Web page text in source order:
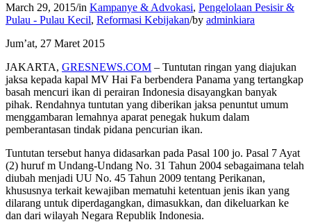
March 29, 2015/in Kampanye & Advokasi, Pengelolaan Pesisir &
Pulau - Pulau Kecil, Reformasi Kebijakan/by adminkiara
Jum’at, 27 Maret 2015
JAKARTA, GRESNEWS.COM – Tuntutan ringan yang diajukan
jaksa kepada kapal MV Hai Fa berbendera Panama yang tertangkap
basah mencuri ikan di perairan Indonesia disayangkan banyak
pihak. Rendahnya tuntutan yang diberikan jaksa penuntut umum
menggambaran lemahnya aparat penegak hukum dalam
pemberantasan tindak pidana pencurian ikan.
Tuntutan tersebut hanya didasarkan pada Pasal 100 jo. Pasal 7 Ayat
(2) huruf m Undang-Undang No. 31 Tahun 2004 sebagaimana telah
diubah menjadi UU No. 45 Tahun 2009 tentang Perikanan,
khususnya terkait kewajiban mematuhi ketentuan jenis ikan yang
dilarang untuk diperdagangkan, dimasukkan, dan dikeluarkan ke
dan dari wilayah Negara Republik Indonesia.